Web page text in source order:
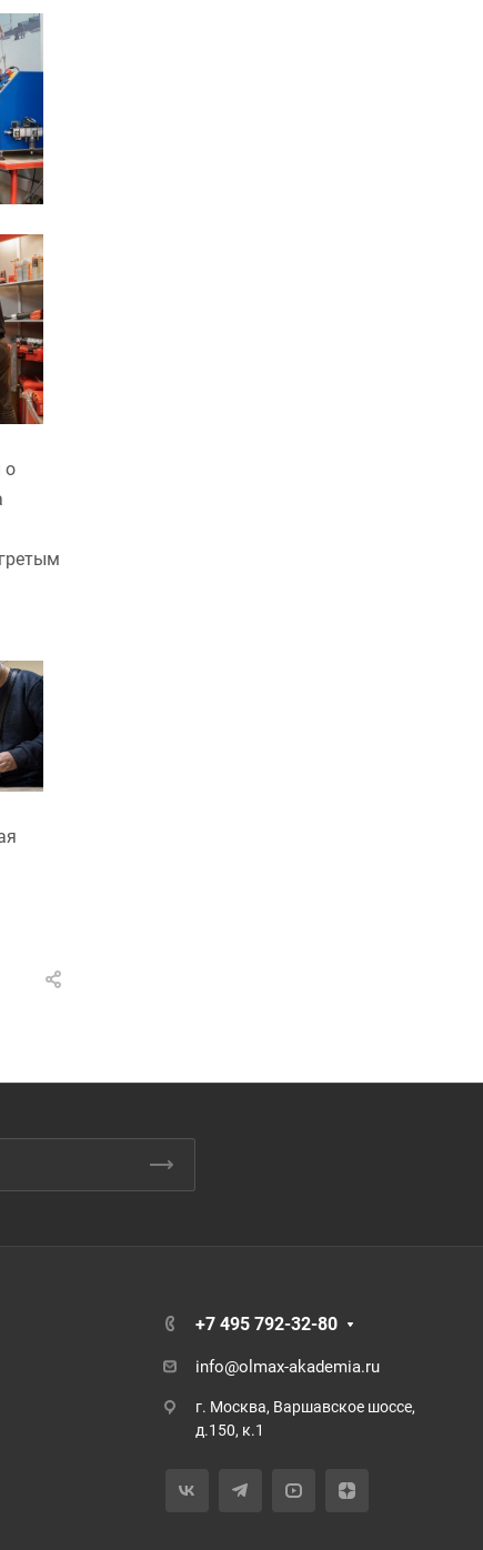
о
+7 495 792-32-80
info@olmax-akademia.ru
г. Москва, Варшавское шоссе,
д.150, к.1